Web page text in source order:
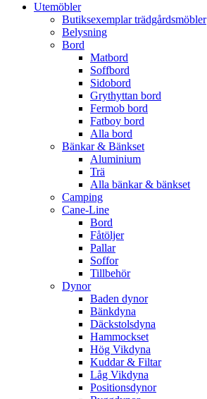
Utemöbler
Butiksexemplar trädgårdsmöbler
Belysning
Bord
Matbord
Soffbord
Sidobord
Grythyttan bord
Fermob bord
Fatboy bord
Alla bord
Bänkar & Bänkset
Aluminium
Trä
Alla bänkar & bänkset
Camping
Cane-Line
Bord
Fåtöljer
Pallar
Soffor
Tillbehör
Dynor
Baden dynor
Bänkdyna
Däckstolsdyna
Hammockset
Hög Vikdyna
Kuddar & Filtar
Låg Vikdyna
Positionsdynor